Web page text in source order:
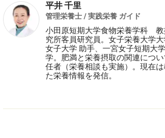
平井 千里
管理栄養士 / 実践栄養 ガイド
小田原短期大学食物栄養学科 教
究所客員研究員。女子栄養大学
女子大学 助手、一宮女子短期大
学。肥満と栄養摂取の関連につ
任者（栄養相談も実施）。現在
た栄養情報を発信。